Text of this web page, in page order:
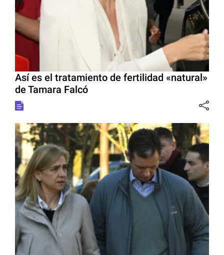
Así es el tratamiento de fertilidad «natural»
de Tamara Falcó